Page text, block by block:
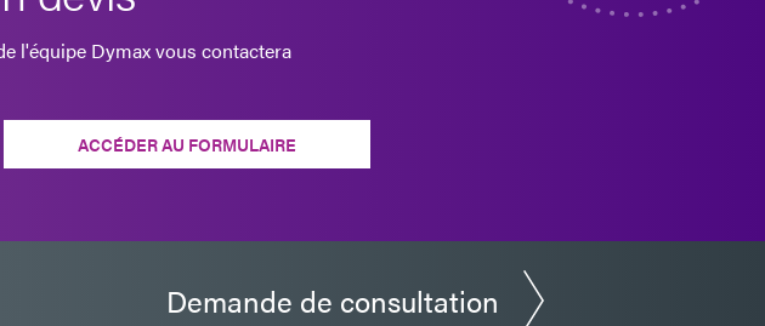
l'équipe Dymax vous contactera
ACCÉDER AU FORMULAIRE
Demande de consultation